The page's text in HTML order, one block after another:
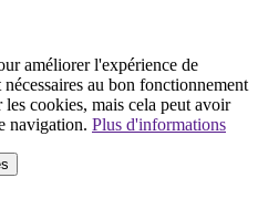
améliorer l'expérience de
au bon fonctionnement
cookies, mais cela peut avoir
navigation. Plus d'informations